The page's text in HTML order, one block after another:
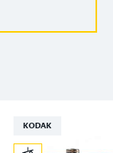
KODAK